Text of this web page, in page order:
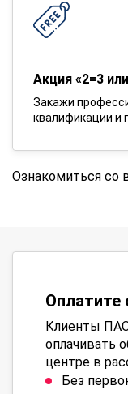
Акция «2=3
Закажи
квалификации и
Ознакомиться со
Оплатите
Клиенты
оплачивать
центре в
Без